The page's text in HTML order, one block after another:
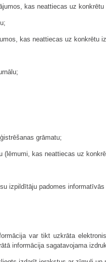
kas neattiecas uz
kas neattiecas uz konkrētu
grāmatu;
kas neattiecas uz
izpildītāju padomes
var tikt uzkrāta
informācija sagatavojama